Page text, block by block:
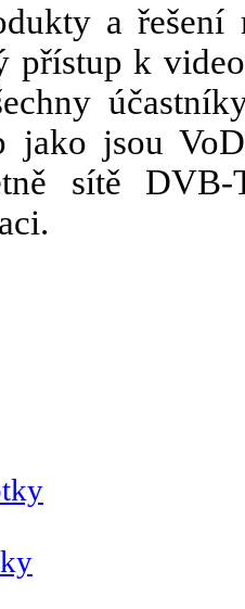
a řešení
přístup k
jako jsou
sítě